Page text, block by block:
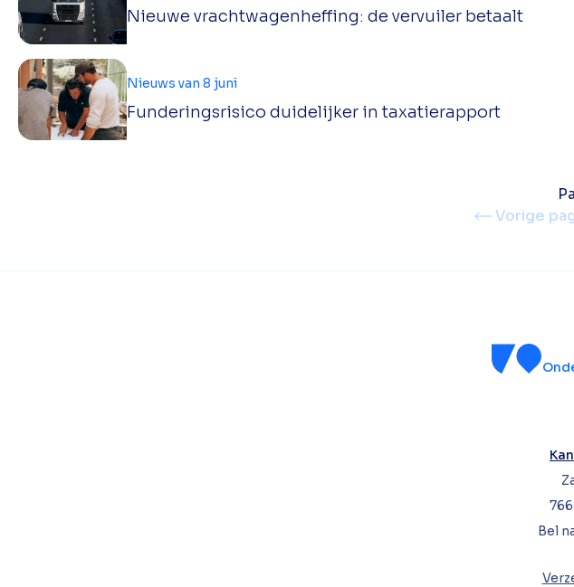
Nieuwe vrachtwagenheffing: de vervuiler betaalt
Funderingsrisico duidelijker in taxatierapport
Nieuws van 8 juni
Vorige
Bel